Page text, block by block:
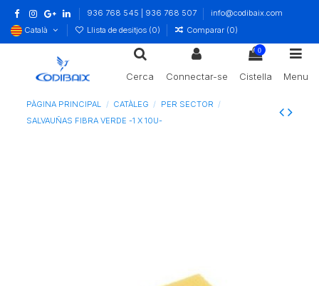
936 768 545 | 936 768 507
info@codibaix.com
Català
Llista de desitjos (0) Comparar (0)
Cerca Connectar-se
0
Cistella Menu
PÀGINA PRINCIPAL CATÀLEG
PER SECTOR
SALVAUÑAS FIBRA VERDE -1 X 10U-